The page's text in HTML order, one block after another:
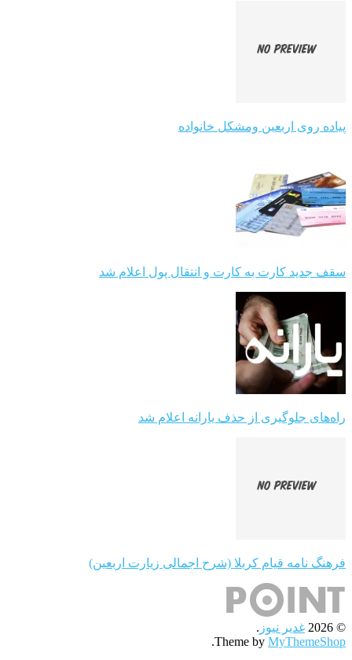
پیاده روی اربعین ومشکل خانواده
سقف جدید کارت به کارت و انتقال پول اعلام شد
راه‌های جلوگیری از حذف یارانه اعلام شد
فرهنگ نامه قیام کربلا (شرح اجمالی زیارت اربعین)
© 2026 غدیر نیوز .
Theme by MyThemeShop
.